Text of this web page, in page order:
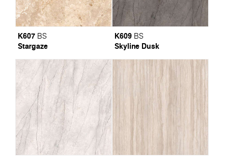
K607 BS
Stargaze
K609 BS
Skyline Dusk